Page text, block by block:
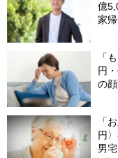
億
家
「
円
の
「
円
男